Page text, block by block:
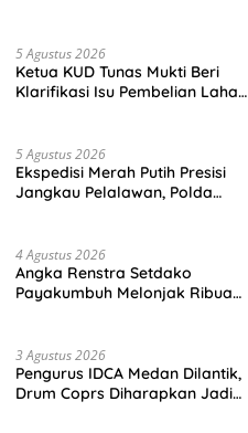
5 Agustus 2026
Ketua KUD Tunas Mukti Beri
Klarifikasi Isu Pembelian Lahan
5 Agustus 2026
Ekspedisi Merah Putih Presisi
Jangkau Pelalawan, Polda
Terluar
4 Agustus 2026
Angka Renstra Setdako
Payakumbuh Melonjak Ribuan
3 Agustus 2026
Pengurus IDCA Medan Dilantik,
Drum Coprs Diharapkan Jadi